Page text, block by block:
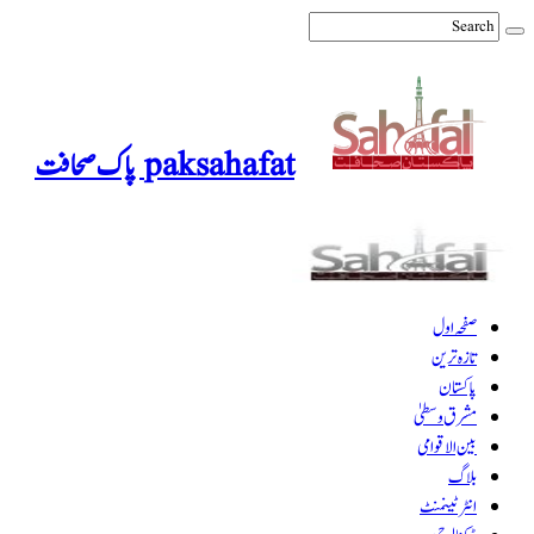
paksahafat پاک صحافت
صفحہ اول
تازہ ترین
پاکستان
مشرق وسطیٰ
بین الاقوامی
بلاگ
انٹرٹینمنٹ